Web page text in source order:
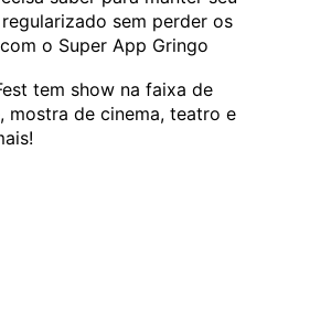
sem perder os
o Super App Gringo
tem show na faixa de
mostra de cinema, teatro e